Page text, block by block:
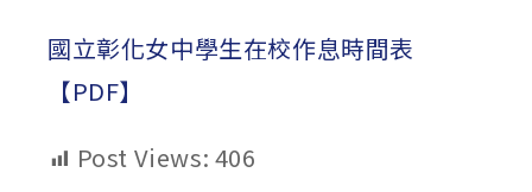
國立彰化女中學生在校作息時間表
【PDF】
Post Views: 406